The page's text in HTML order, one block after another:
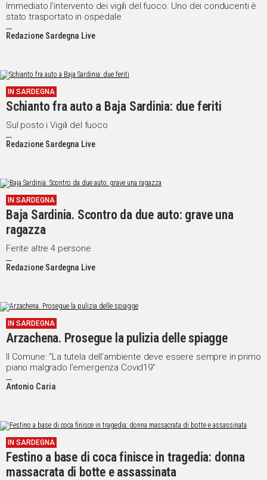
Immediato l'intervento dei vigili del fuoco. Uno dei conducenti è
stato trasportato in ospedale
Redazione Sardegna Live
IN SARDEGNA
Schianto fra auto a Baja Sardinia: due feriti
Sul posto i Vigili del fuoco
Redazione Sardegna Live
IN SARDEGNA
Baja Sardinia. Scontro da due auto: grave una
ragazza
Ferite altre 4 persone
Redazione Sardegna Live
IN SARDEGNA
Arzachena. Prosegue la pulizia delle spiagge
Il Comune: “La tutela dell’ambiente deve essere sempre in primo
piano malgrado l’emergenza Covid19”
Antonio Caria
IN SARDEGNA
Festino a base di coca finisce in tragedia: donna
massacrata di botte e assassinata